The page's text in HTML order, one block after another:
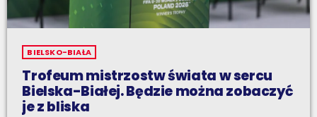
BIELSKO-BIAŁA
Trofeum mistrzostw świata w sercu
Bielska-Białej. Będzie można zobaczyć
je z bliska